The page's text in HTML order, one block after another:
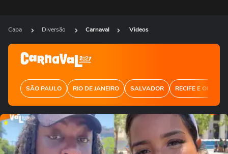
Capa Diversão Carnaval Videos
SÃO PAULO RIO DE JANEIRO SALVADOR RECIFE E OLINDA
Ops!
Não foi possível reproduzir o vídeo